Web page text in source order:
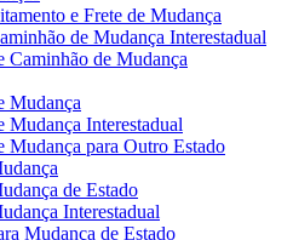
e Frete de Mudança
de Mudança Interestadual
Caminhão de Mudança
Mudança
Mudança Interestadual
Mudança para Outro Estado
de Estado
Interestadual
Mudança de Estado